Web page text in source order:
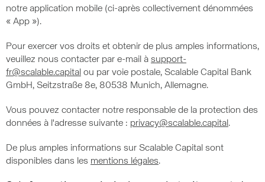
notre application mobile (ci-après collectivement dénommées
« App »).
Pour exercer vos droits et obtenir de plus amples informations,
veuillez nous contacter par e-mail à support-
fr@scalable.capital ou par voie postale, Scalable Capital Bank
GmbH, Seitzstraße 8e, 80538 Munich, Allemagne.
Vous pouvez contacter notre responsable de la protection des
données à l'adresse suivante : privacy@scalable.capital .
De plus amples informations sur Scalable Capital sont
disponibles dans les mentions légales.